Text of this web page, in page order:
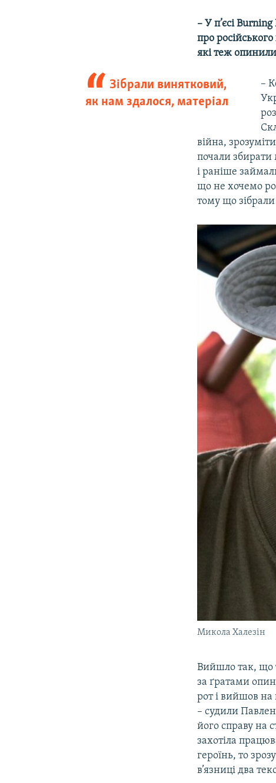
– У п’єсі
про
які теж
Зібрали винятковий,
як нам здалося, матеріал
–
війна,
почали збирати
і раніше
що не хочемо
тому що
Микола Халезін
Вийшло так, що
за ґратами
рот і вийшов на
– судили
його справу на
захотіла
героїнь, то
в’язниці два